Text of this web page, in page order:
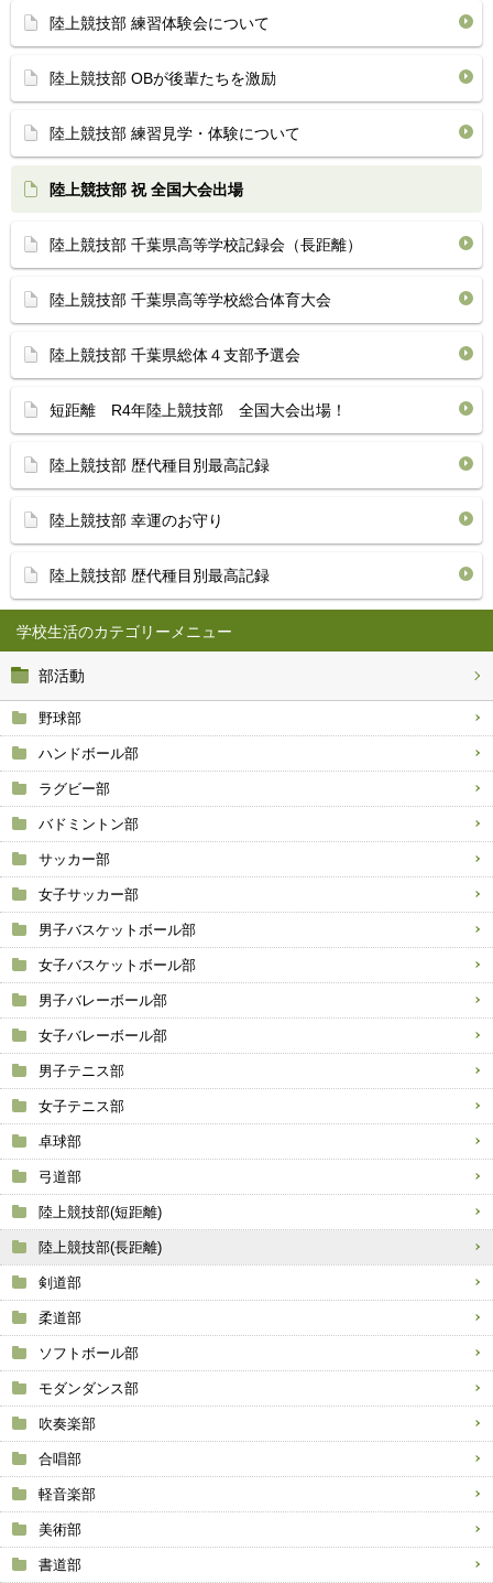
学校生活
部活動
野球部
ハンドボール部
ラグビー部
バドミントン部
サッカー部
女子サッカー部
男子バスケットボール部
女子バスケットボール部
男子バレーボール部
女子バレーボール部
男子テニス部
女子テニス部
卓球部
弓道部
陸上競技部(短距離)
陸上競技部(長距離)
剣道部
柔道部
ソフトボール部
モダンダンス部
吹奏楽部
合唱部
軽音楽部
美術部
書道部
陸上競技部 練習体験会について
陸上競技部 OBが後輩たちを激励
陸上競技部 練習見学・体験について
陸上競技部 祝 全国大会出場
陸上競技部 千葉県高等学校記録会（長距離）
陸上競技部 千葉県高等学校総合体育大会
陸上競技部 千葉県総体４支部予選会
短距離 R4年陸上競技部 全国大会出場！
陸上競技部 歴代種目別最高記録
陸上競技部 幸運のお守り
陸上競技部 歴代種目別最高記録